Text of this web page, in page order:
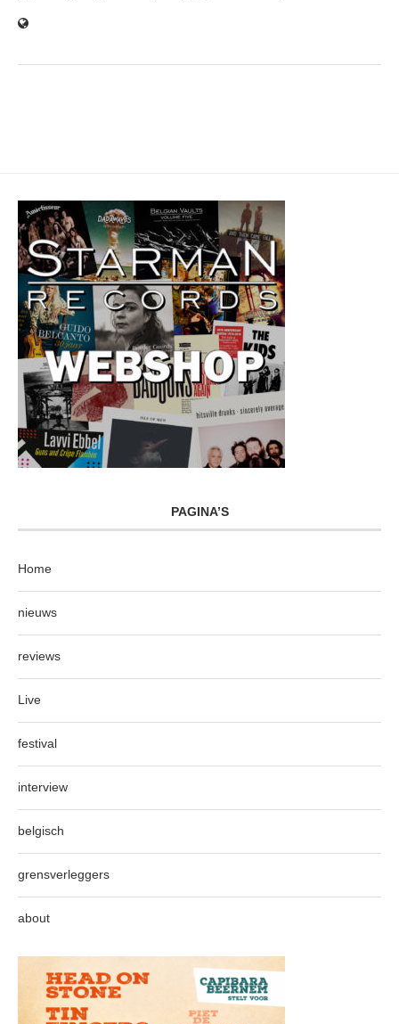
PAGINA’S
Home
nieuws
reviews
Live
festival
interview
belgisch
grensverleggers
about